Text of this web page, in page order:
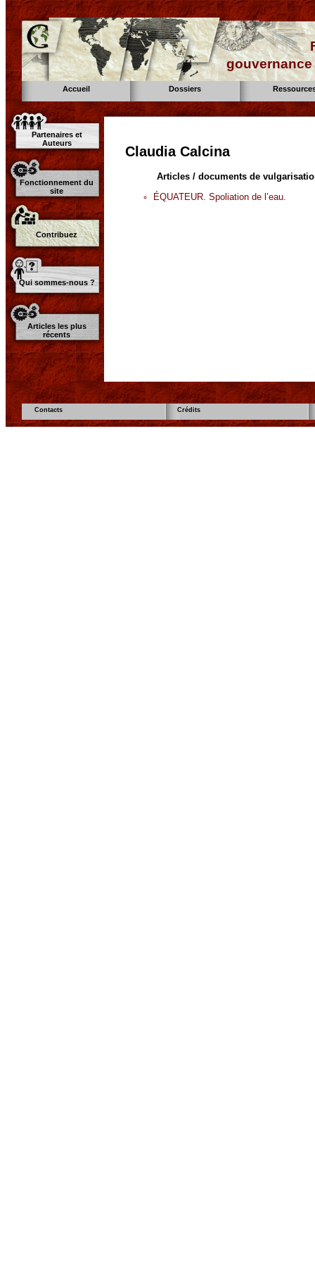
Accueil Dossiers
Partenaires et
Auteurs
Fonctionnement du
site
Contribuez
Qui sommes-nous ?
Articles les plus
récents
Claudia Calcina
Articles / documents de
ÉQUATEUR. Spoliation de l’eau.
Contacts Crédits